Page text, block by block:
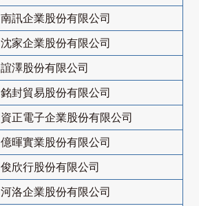
南訊企業股份有限公司
沈家企業股份有限公司
誼澤股份有限公司
銘封貿易股份有限公司
資正電子企業股份有限公司
億暉實業股份有限公司
俊欣行股份有限公司
河洛企業股份有限公司